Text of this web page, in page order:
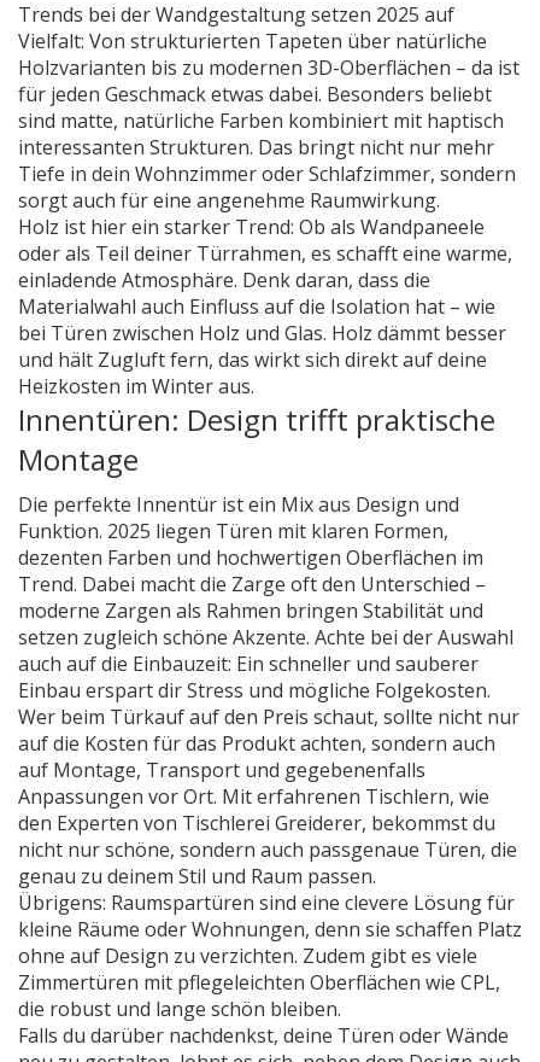
Trends bei der Wandgestaltung setzen 2025 auf
Vielfalt: Von strukturierten Tapeten über natürliche
Holzvarianten bis zu modernen 3D-Oberflächen – da ist
für jeden Geschmack etwas dabei. Besonders beliebt
sind matte, natürliche Farben kombiniert mit haptisch
interessanten Strukturen. Das bringt nicht nur mehr
Tiefe in dein Wohnzimmer oder Schlafzimmer, sondern
sorgt auch für eine angenehme Raumwirkung.
Holz ist hier ein starker Trend: Ob als Wandpaneele
oder als Teil deiner Türrahmen, es schafft eine warme,
einladende Atmosphäre. Denk daran, dass die
Materialwahl auch Einfluss auf die Isolation hat – wie
bei Türen zwischen Holz und Glas. Holz dämmt besser
und hält Zugluft fern, das wirkt sich direkt auf deine
Heizkosten im Winter aus.
Innentüren: Design trifft praktische
Montage
Die perfekte Innentür ist ein Mix aus Design und
Funktion. 2025 liegen Türen mit klaren Formen,
dezenten Farben und hochwertigen Oberflächen im
Trend. Dabei macht die Zarge oft den Unterschied –
moderne Zargen als Rahmen bringen Stabilität und
setzen zugleich schöne Akzente. Achte bei der Auswahl
auch auf die Einbauzeit: Ein schneller und sauberer
Einbau erspart dir Stress und mögliche Folgekosten.
Wer beim Türkauf auf den Preis schaut, sollte nicht nur
auf die Kosten für das Produkt achten, sondern auch
auf Montage, Transport und gegebenenfalls
Anpassungen vor Ort. Mit erfahrenen Tischlern, wie
den Experten von Tischlerei Greiderer, bekommst du
nicht nur schöne, sondern auch passgenaue Türen, die
genau zu deinem Stil und Raum passen.
Übrigens: Raumspartüren sind eine clevere Lösung für
kleine Räume oder Wohnungen, denn sie schaffen Platz
ohne auf Design zu verzichten. Zudem gibt es viele
Zimmertüren mit pflegeleichten Oberflächen wie CPL,
die robust und lange schön bleiben.
Falls du darüber nachdenkst, deine Türen oder Wände